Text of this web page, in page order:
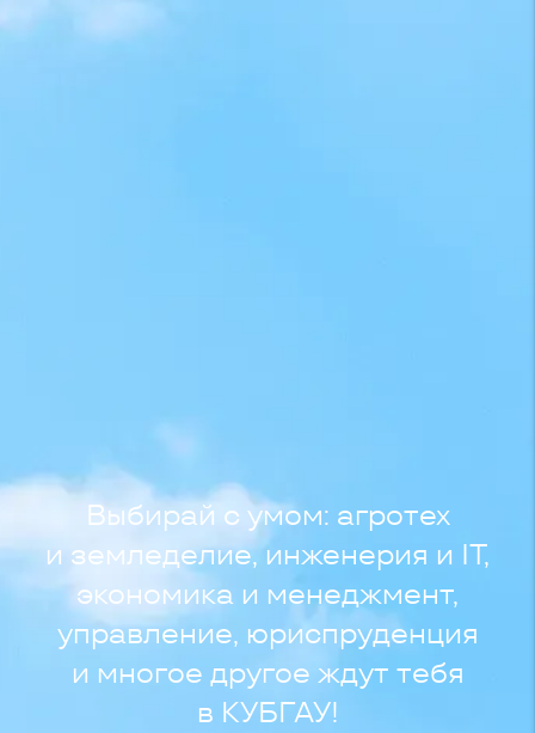
Выбирай с умом: агротех
и земледелие, инженерия и IT,
экономика и менеджмент,
управление, юриспруденция
и многое другое ждут тебя
в КУБГАУ!